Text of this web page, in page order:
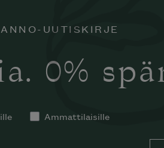
UUTISKIRJE
0%
Ammattilaisille